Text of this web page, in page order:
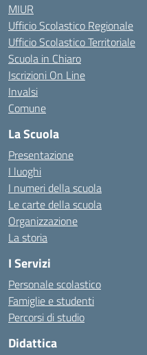
MIUR
Ufficio Scolastico Regionale
Ufficio Scolastico Territoriale
Scuola in Chiaro
Iscrizioni On Line
Invalsi
Comune
La Scuola
Presentazione
I luoghi
I numeri della scuola
Le carte della scuola
Organizzazione
La storia
I Servizi
Personale scolastico
Famiglie e studenti
Percorsi di studio
Didattica